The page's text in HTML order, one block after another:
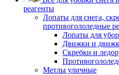
реагенты
Лопаты для снега,
противогололедные
Лопаты для
Движки и
Скребки и
Метлы уличные